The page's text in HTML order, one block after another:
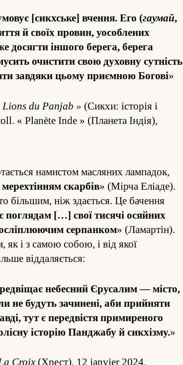
[сикхське] вче­н­ня. Его (гаумай,
й своїх провин, уособлених
іншого берега, берега
очистити свою духовну сутність
завдяки цьому приємною Богові»
Lions du Panjab » (Сикхи: історія і
« Planète Inde » (Планета Індія),
намистом масляних лампадок,
скарбів» (Мірча Еліаде).
більшим, ніж здається. Це баче­ння
[…] свої тисячі осяйних
осліплюючим серпанком» (Ламартін).
і з самою собою, і від якої
від­даляється:
небесний Єрусалим — місто,
не будуть зачинені, аби прийняти
тут є пере­двістя примиреного
історію Панджабу й сикхізму.»
Croix (Хрест), 12 janvier 2024.